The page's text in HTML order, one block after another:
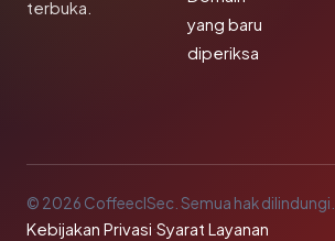
terbuka.
yang baru
diperiksa
© 2026 CoffeeclSec. Semua hak dilindungi.
Kebijakan Privasi·Syarat Layanan